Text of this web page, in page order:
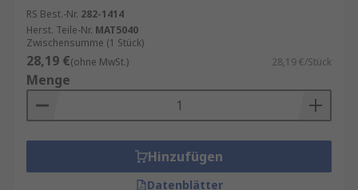
RS Best.-Nr. 282-1414
Herst. Teile-Nr. MAT5040
Zwischensumme (1 Stück)
28,19 €(ohne MwSt.) 28,19 €/Stück
Menge
Hinzufügen
Datenblätter